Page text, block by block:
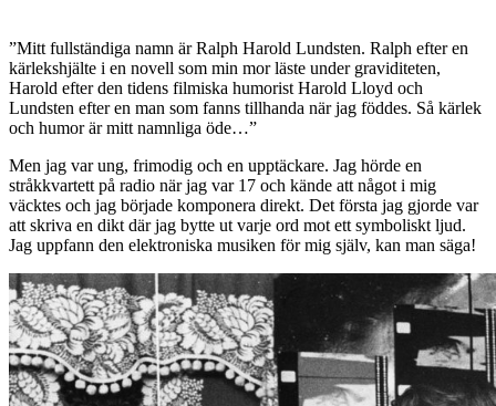
”Mitt fullständiga namn är Ralph Harold Lundsten. Ralph efter en
kärlekshjälte i en novell som min mor läste under graviditeten,
Harold efter den tidens filmiska humorist Harold Lloyd och
Lundsten efter en man som fanns tillhanda när jag föddes. Så kärlek
och humor är mitt namnliga öde…”
Men jag var ung, frimodig och en upptäckare. Jag hörde en
stråkkvartett på radio när jag var 17 och kände att något i mig
väcktes och jag började komponera direkt. Det första jag gjorde var
att skriva en dikt där jag bytte ut varje ord mot ett symboliskt ljud.
Jag uppfann den elektroniska musiken för mig själv, kan man säga!